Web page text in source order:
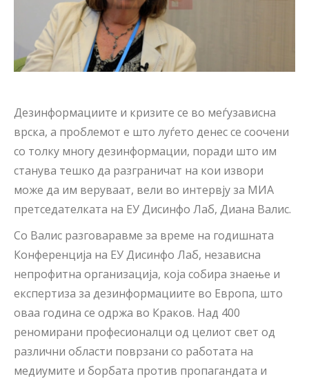
Дезинформациите и кризите се во меѓузависна
врска, а проблемот е што луѓето денес се соочени
со толку многу дезинформации, поради што им
станува тешко да разграничат на кои извори
може да им веруваат, вели во интервју за МИА
претседателката на ЕУ Дисинфо Лаб, Диана Валис.
Со Валис разговаравме за време на годишната
Конференција на ЕУ Дисинфо Лаб, независна
непрофитна организација, која собира знаење и
експертиза за дезинформациите во Европа, што
оваа година се одржа во Краков. Над 400
реномирани професионалци од целиот свет од
различни области поврзани со работата на
медиумите и борбата против пропагандата и